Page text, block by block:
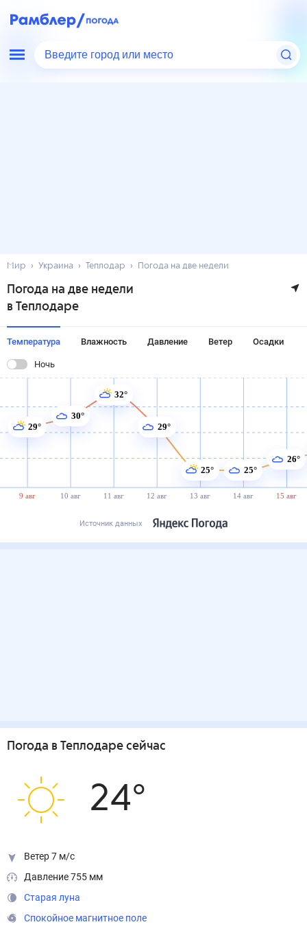
Введите город или место
Мир Украина Теплодар Погода на две недели
Погода на две недели
в Теплодаре
Температура Влажность Давление Ветер Осадки
Ночь
9 авг 10 авг 11 авг 12 авг 13 авг 14 авг 15 авг
29°
30°
32°
29°
25° 25°
26°
Источник данных
Погода в Теплодаре сейчас
24°
Ветер 7 м/с
Давление 755 мм
Старая луна
Спокойное магнитное поле